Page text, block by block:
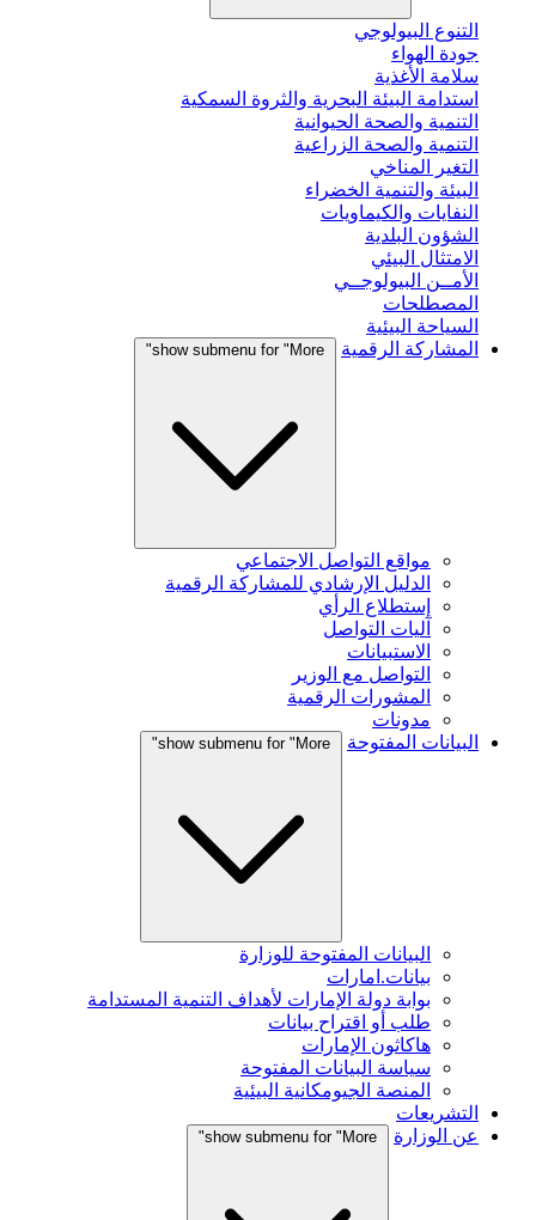
التنوع البيولوجي
جودة الهواء
سلامة الأغذية
استدامة البيئة البحرية والثروة السمكية
التنمية والصحة الحيوانية
التنمية والصحة الزراعية
التغير المناخي
البيئة والتنمية الخضراء
النفايات والكيماويات
الشؤون البلدية
الامتثال البيئي
الأمــن البيولوجــي
المصطلحات
السياحة البيئية
المشاركة الرقمية
show submenu for "More"
مواقع التواصل الاجتماعي
الدليل الإرشادي للمشاركة الرقمية
إستطلاع الرأي
آليات التواصل
الاستبيانات
التواصل مع الوزير
المشورات الرقمية
مدونات
البيانات المفتوحة
show submenu for "More"
البيانات المفتوحة للوزارة
بيانات.امارات
بوابة دولة الإمارات لأهداف التنمية المستدامة
طلب أو اقتراح بيانات
هاكاثون الإمارات
سياسة البيانات المفتوحة
المنصة الجيومكانية البيئية
التشريعات
عن الوزارة
show submenu for "More"